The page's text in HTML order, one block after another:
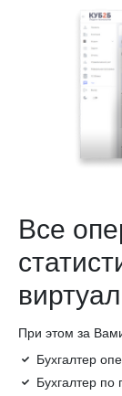
Все
При этом за
Бухгалтер
Бухгалтер по